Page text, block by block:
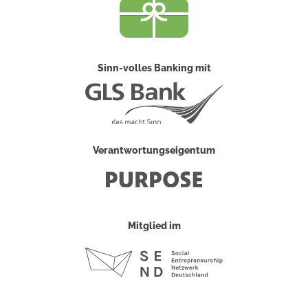
Sinn-volles Banking mit
Verantwortungseigentum
Mitglied im